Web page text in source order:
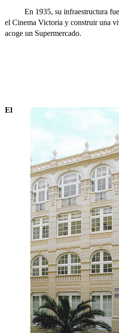
En 1935, su infraestructura fue
el Cinema Victoria y construir una
acoge un Supermercado.
El